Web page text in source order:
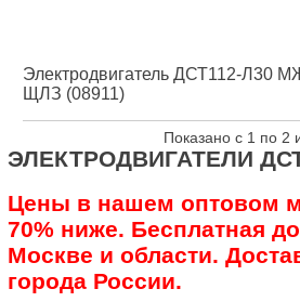
Электродвигатель ДСТ112-Л30
ЩЛЗ (08911)
Показано с 1 по 2
ЭЛЕКТРОДВИГАТЕЛИ
Цены в нашем оптовом
70% ниже. Бесплатная
Москве и области.
города России.